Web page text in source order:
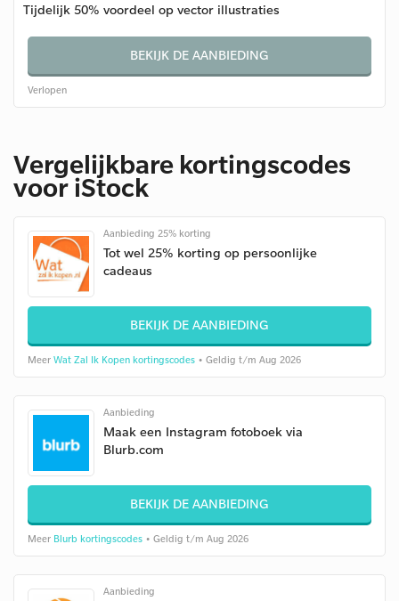
Tijdelijk 50% voordeel op vector illustraties
BEKIJK DE AANBIEDING
Verlopen
Vergelijkbare kortingscodes
voor iStock
Aanbieding 25% korting
Tot wel 25% korting op persoonlijke
cadeaus
BEKIJK DE AANBIEDING
Meer Wat Zal Ik Kopen kortingscodes • Geldig t/m Aug 2026
Aanbieding
Maak een Instagram fotoboek via
Blurb.com
BEKIJK DE AANBIEDING
Meer Blurb kortingscodes • Geldig t/m Aug 2026
Aanbieding